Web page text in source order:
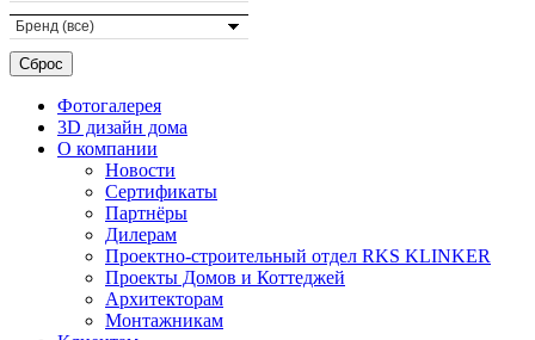
Бренд (все)
Фотогалерея
3D дизайн дома
О компании
Новости
Сертификаты
Партнёры
Дилерам
Проектно-строительный отдел RKS KLINKER
Проекты Домов и Коттеджей
Архитекторам
Монтажникам